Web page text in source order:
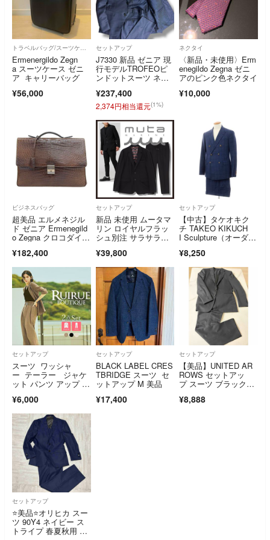
トラベルバッグ/スーツケース
Ermenergildo Zegn
a スーツケース ゼニ
ア キャリーバッグ
¥56,000
セットアップ
J7330 新品 ゼニア 現
行モデルTROFEOピ
ンドットスーツ ネイ
¥237,400
2,374円相当還元(1%)
ネクタイ
〈新品・未使用〉Erm
enegildo Zegna ゼニ
アのピンク色ネクタイ
¥10,000
ビジネスバッグ
超美品 エルメネジル
ド ゼニア Ermenegild
o Zegna クロコダイ
ース ビジネス バッ
グ 鞄 カバン 本
革 鍵、袋付き ブラウ
ン メンズ
¥182,400
セットアップ
新品 未使用 ムータマ
リン ロイヤルフラッ
シュ別注 サラサラジ
トアップ ブラックL
【muta MARINE】
¥39,800
セットアップ
【中古】タケオキク
チ TAKEO KIKUCH
I Sculpture（オーダー
ク 6B ダブルスー
ツ ライトネイビーxブ
ラック【サイズ表記な
し（L位）】【メン
¥8,250
セットアップ
スーツ ワッシャ
ー テーラー ジャケ
ット パンツ アップ パ
¥6,000
セットアップ
BLACK LABEL CRES
TBRIDGE スーツ セ
ットアップ M 美品
¥17,400
セットアップ
【美品】UNITED AR
ROWS セットアッ
プ スーツ ブラックフ
e life
¥8,888
セットアップ
⭐️美品⭐️オリヒカ スー
ツ 90Y4 ネイビー ス
トライプ 春夏秋用 メ